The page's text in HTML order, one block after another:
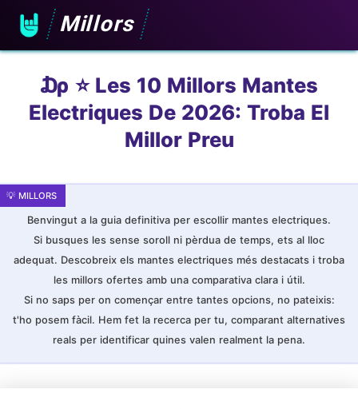
Millors
₯ ⭐️ Les 10 Millors Mantes
Electriques De 2026: Troba El
Millor Preu
Benvingut a la guia definitiva per escollir mantes electriques.
Si busques les sense soroll ni pèrdua de temps, ets al lloc
adequat. Descobreix els mantes electriques més destacats i troba
les millors ofertes amb una comparativa clara i útil.
Si no saps per on començar entre tantes opcions, no pateixis:
t'ho posem fàcil. Hem fet la recerca per tu, comparant alternatives
reals per identificar quines valen realment la pena.